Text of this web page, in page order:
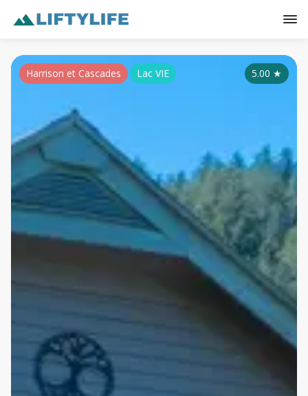
5.00 ★
Harrison et Cascades Lac VIE